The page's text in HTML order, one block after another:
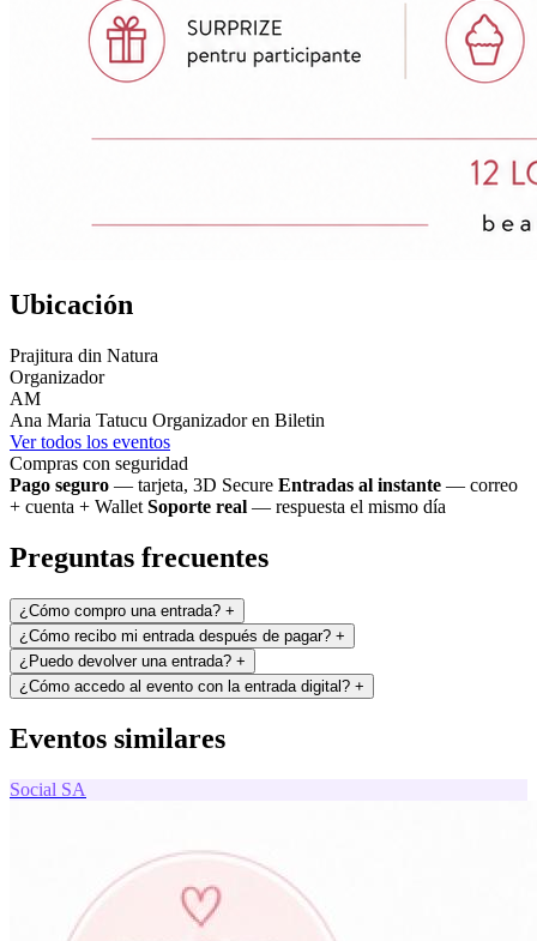
Ubicación
Prajitura din Natura
Organizador
AM
Ana Maria Tatucu Organizador en Biletin
Ver todos los eventos
Compras con seguridad
Pago seguro — tarjeta, 3D Secure Entradas al instante — correo
+ cuenta + Wallet Soporte real — respuesta el mismo día
Preguntas frecuentes
¿Cómo compro una entrada? +
¿Cómo recibo mi entrada después de pagar? +
¿Puedo devolver una entrada? +
¿Cómo accedo al evento con la entrada digital? +
Eventos similares
Social SA